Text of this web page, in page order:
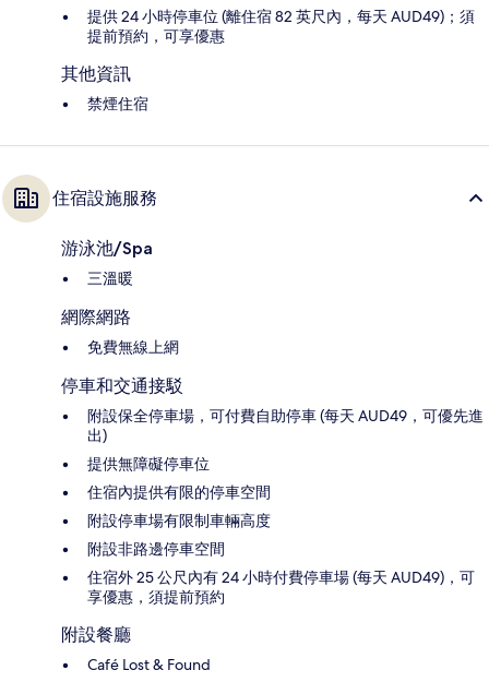
提供 24 小時停車位 (離住宿 82 英尺內，每天 AUD49)；須
提前預約，可享優惠
其他資訊
禁煙住宿
住宿設施服務
游泳池/Spa
三溫暖
網際網路
免費無線上網
停車和交通接駁
附設保全停車場，可付費自助停車 (每天 AUD49，可優先進
出)
提供無障礙停車位
住宿內提供有限的停車空間
附設停車場有限制車輛高度
附設非路邊停車空間
住宿外 25 公尺內有 24 小時付費停車場 (每天 AUD49)，可
享優惠，須提前預約
附設餐廳
Café Lost & Found